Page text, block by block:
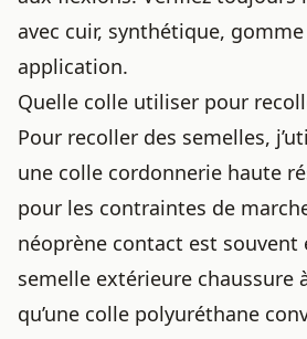
avec cuir, synthétique,
application.
Quelle colle utiliser pour
Pour recoller des semelles,
une colle cordonnerie haute
pour les contraintes de
néoprène contact est souvent
semelle extérieure chaussure
qu’une colle polyuréthane